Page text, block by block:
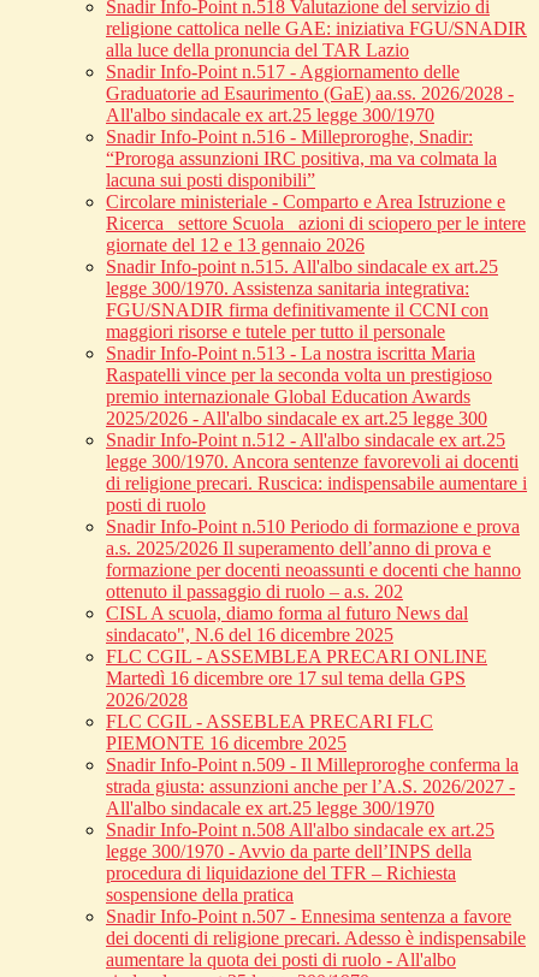
Snadir Info-Point n.518 Valutazione del servizio di
religione cattolica nelle GAE: iniziativa FGU/SNADIR
alla luce della pronuncia del TAR Lazio
Snadir Info-Point n.517 - Aggiornamento delle
Graduatorie ad Esaurimento (GaE) aa.ss. 2026/2028 -
All'albo sindacale ex art.25 legge 300/1970
Snadir Info-Point n.516 - Milleproroghe, Snadir:
“Proroga assunzioni IRC positiva, ma va colmata la
lacuna sui posti disponibili”
Circolare ministeriale - Comparto e Area Istruzione e
Ricerca_ settore Scuola_ azioni di sciopero per le intere
giornate del 12 e 13 gennaio 2026
Snadir Info-point n.515. All'albo sindacale ex art.25
legge 300/1970. Assistenza sanitaria integrativa:
FGU/SNADIR firma definitivamente il CCNI con
maggiori risorse e tutele per tutto il personale
Snadir Info-Point n.513 - La nostra iscritta Maria
Raspatelli vince per la seconda volta un prestigioso
premio internazionale Global Education Awards
2025/2026 - All'albo sindacale ex art.25 legge 300
Snadir Info-Point n.512 - All'albo sindacale ex art.25
legge 300/1970. Ancora sentenze favorevoli ai docenti
di religione precari. Ruscica: indispensabile aumentare i
posti di ruolo
Snadir Info-Point n.510 Periodo di formazione e prova
a.s. 2025/2026 Il superamento dell’anno di prova e
formazione per docenti neoassunti e docenti che hanno
ottenuto il passaggio di ruolo – a.s. 202
CISL A scuola, diamo forma al futuro News dal
sindacato", N.6 del 16 dicembre 2025
FLC CGIL - ASSEMBLEA PRECARI ONLINE
Martedì 16 dicembre ore 17 sul tema della GPS
2026/2028
FLC CGIL - ASSEBLEA PRECARI FLC
PIEMONTE 16 dicembre 2025
Snadir Info-Point n.509 - Il Milleproroghe conferma la
strada giusta: assunzioni anche per l’A.S. 2026/2027 -
All'albo sindacale ex art.25 legge 300/1970
Snadir Info-Point n.508 All'albo sindacale ex art.25
legge 300/1970 - Avvio da parte dell’INPS della
procedura di liquidazione del TFR – Richiesta
sospensione della pratica
Snadir Info-Point n.507 - Ennesima sentenza a favore
dei docenti di religione precari. Adesso è indispensabile
aumentare la quota dei posti di ruolo - All'albo